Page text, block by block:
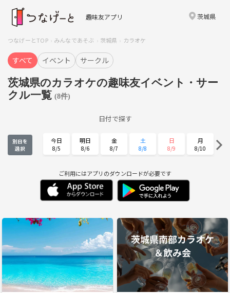
趣味友アプリ 茨城県
つなげーとTOP みんなであそぶ 茨城県 カラオケ
すべて イベント サークル
茨城県のカラオケの趣味友イベント・サー
クル一覧 (8件)
日付で探す
別日を
選択
今日
8/5
明日
8/6
金
8/7
土
8/8
日
8/9
月
8/10
8/11 8/12 8/13 8/14 8/15
月
8/17
火
8/18
木
8/20
金
8/21
8/23 8/24 8/25 8/26 8/27 8/28
土
8/29
日
8/30
月
8/31
火
9/1
水
9/2
木
9/3
ご利用にはアプリのダウンロードが必要です